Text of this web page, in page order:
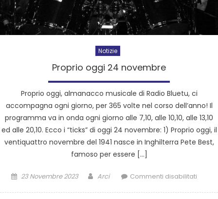
Notizie
Proprio oggi 24 novembre
Proprio oggi, almanacco musicale di Radio Bluetu, ci
accompagna ogni giorno, per 365 volte nel corso dell’anno! Il
programma va in onda ogni giorno alle 7,10, alle 10,10, alle 13,10
ed alle 20,10. Ecco i “ticks” di oggi 24 novembre: 1) Proprio oggi, il
ventiquattro novembre del 1941 nasce in Inghilterra Pete Best,
famoso per essere […]
23 Novembre 2023 Arci Commenti disabilitati